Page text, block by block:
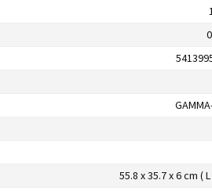
55.8 x 35.7 x 6 cm ( L